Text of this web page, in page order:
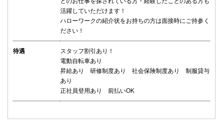
活躍していただけます！
ハローワークの紹介状をお持ちの方は面接時にご持参く
ださい！
待遇
スタッフ割引あり！
電動自転車あり
昇給あり 研修制度あり 社会保険制度あり 制服貸与
あり
正社員登用あり 前払いOK